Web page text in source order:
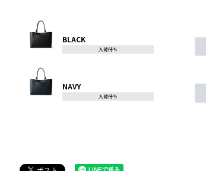
NAVY
BLACK
入荷待ち
NAVY
入荷待ち